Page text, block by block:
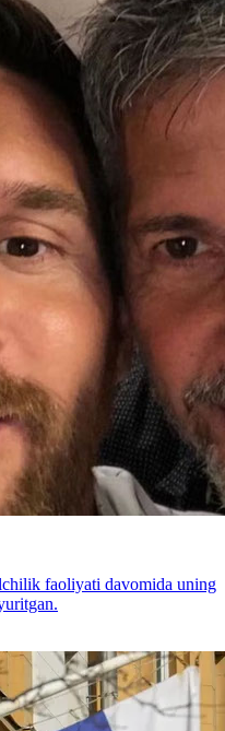
faoliyati davomida uning